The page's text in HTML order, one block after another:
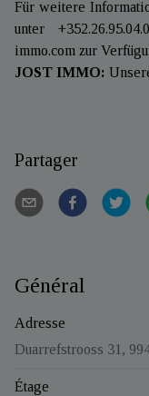
Für weitere
unter
immo.com zur
JOST IMMO:
Partager
Général
Adresse
Duarrefstrooss 31,
Étage